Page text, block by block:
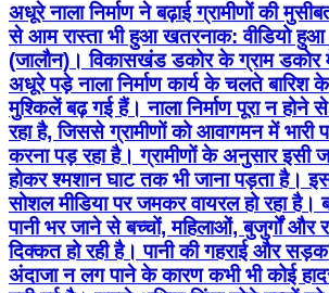
अधूरे नाला निर्माण ने बढ़ाई ग्रामीणों की
से आम रास्ता भी हुआ खतरनाक: वीडियो हुआ
(जालौन)। विकासखंड डकोर के ग्राम डकोर
अधूरे पड़े नाला निर्माण कार्य के चलते बारिश के
मुश्किलें बढ़ गई हैं। नाला निर्माण पूरा न होने
रहा है, जिससे ग्रामीणों को आवागमन में भारी
करना पड़ रहा है। ग्रामीणों के अनुसार इसी
होकर श्मशान घाट तक भी जाना पड़ता है।
सोशल मीडिया पर जमकर वायरल हो रहा है।
पानी भर जाने से बच्चों, महिलाओं, बुजुर्गों और
दिक्कत हो रही है। पानी की गहराई और
अंदाजा न लग पाने के कारण कभी भी कोई